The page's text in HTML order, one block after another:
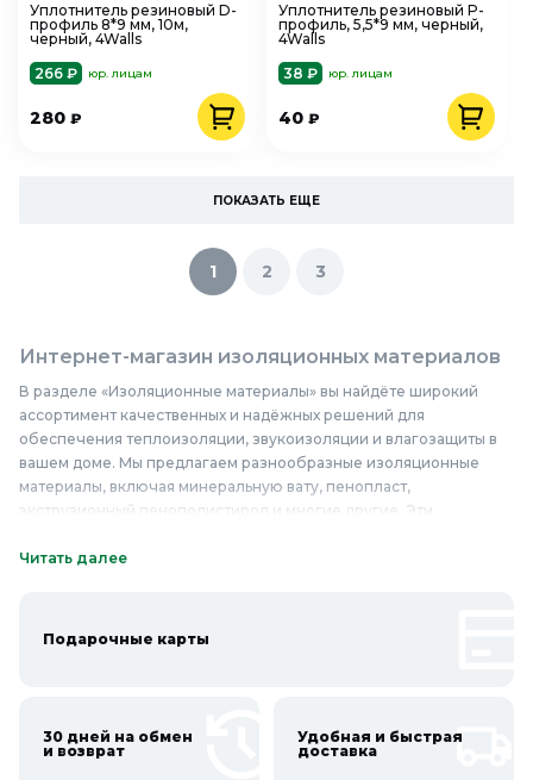
Уплотнитель резиновый D-
профиль 8*9 мм, 10м,
черный, 4Walls
266 ₽
юр. лицам
280 ₽
Уплотнитель резиновый P-
профиль, 5,5*9 мм, черный,
4Walls
38 ₽
юр. лицам
40₽
ПОКАЗАТЬ ЕЩЕ
1 2 3
Интернет-магазин изоляционных материалов
В разделе «Изоляционные материалы» вы найдёте широкий
ассортимент качественных и надёжных решений для
обеспечения теплоизоляции, звукоизоляции и влагозащиты в
вашем доме. Мы предлагаем разнообразные изоляционные
материалы, включая минеральную вату, пенопласт,
экструзионный пенополистирол и многие другие. Эти
характеристиками, долговечностью и простотой монтажа.
крыш, полов и перегородок, а также для снижения уровня шума
недорого и с гарантией качества можно прямо сейчас!
Читать далее
Подарочные карты
30 дней на обмен
и возврат
Удобная и быстрая
доставка